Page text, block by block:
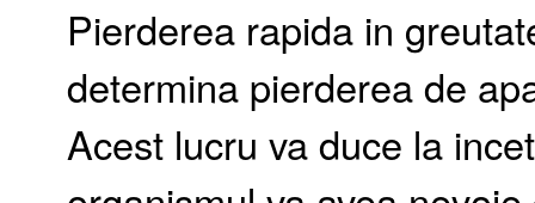
Pierderea rapida in
determina pierderea de
Acest lucru va duce la